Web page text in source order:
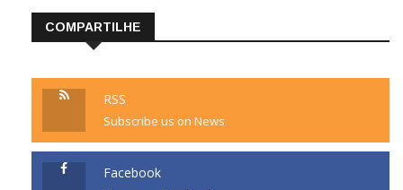
COMPARTILHE
RSS
Subscribe us on News
Facebook